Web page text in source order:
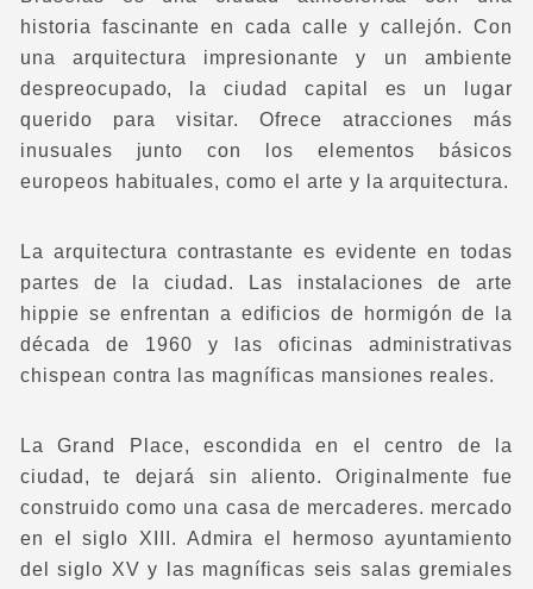
historia fascinante en cada calle y callejón. Con
una arquitectura impresionante y un ambiente
despreocupado, la ciudad capital es un lugar
querido para visitar. Ofrece atracciones más
inusuales junto con los elementos básicos
europeos habituales, como el arte y la arquitectura.
La arquitectura contrastante es evidente en todas
partes de la ciudad. Las instalaciones de arte
hippie se enfrentan a edificios de hormigón de la
década de 1960 y las oficinas administrativas
chispean contra las magníficas mansiones reales.
La Grand Place, escondida en el centro de la
ciudad, te dejará sin aliento. Originalmente fue
construido como una casa de mercaderes. mercado
en el siglo XIII. Admira el hermoso ayuntamiento
del siglo XV y las magníficas seis salas gremiales